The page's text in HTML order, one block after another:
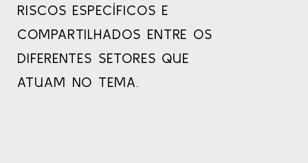
RISCOS ESPECÍFICOS E
COMPARTILHADOS ENTRE OS
DIFERENTES SETORES QUE
ATUAM NO TEMA.